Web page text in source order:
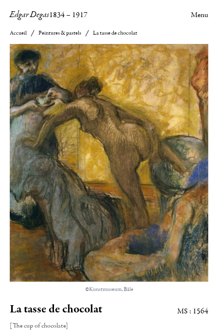
Edgar Degas1834– 1917 Menu
Accueil Peintures & pastels La tasse de chocolat
©Kunstmuseum, Bâle
La tasse de chocolat
[The cup of chocolate]
MS : 1564